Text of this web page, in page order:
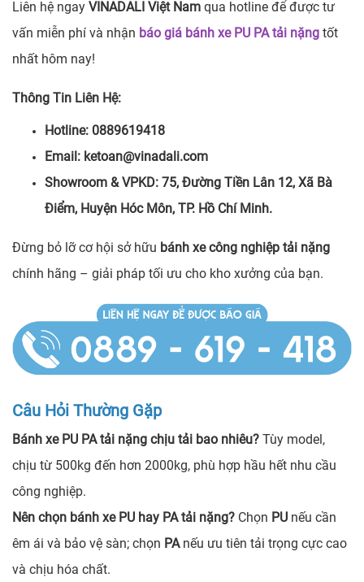
Liên hệ ngay VINADALI Việt Nam qua hotline để được tư
vấn miễn phí và nhận báo giá bánh xe PU PA tải nặng tốt
nhất hôm nay!
Thông Tin Liên Hệ:
Hotline: 0889619418
Email: ketoan@vinadali.com
Showroom & VPKD: 75, Đường Tiền Lân 12, Xã Bà
Điểm, Huyện Hóc Môn, TP. Hồ Chí Minh.
Đừng bỏ lỡ cơ hội sở hữu bánh xe công nghiệp tải nặng
chính hãng – giải pháp tối ưu cho kho xưởng của bạn.
Câu Hỏi Thường Gặp
Bánh xe PU PA tải nặng chịu tải bao nhiêu? Tùy model,
chịu từ 500kg đến hơn 2000kg, phù hợp hầu hết nhu cầu
công nghiệp.
Nên chọn bánh xe PU hay PA tải nặng? Chọn PU nếu cần
êm ái và bảo vệ sàn; chọn PAnếu ưu tiên tải trọng cực cao
và chịu hóa chất.